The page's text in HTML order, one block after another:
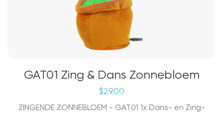
GAT01 Zing & Dans Zonnebloem
$29.00
ZINGENDE ZONNEBLOEM - GAT01 1x Dans- en Zing-